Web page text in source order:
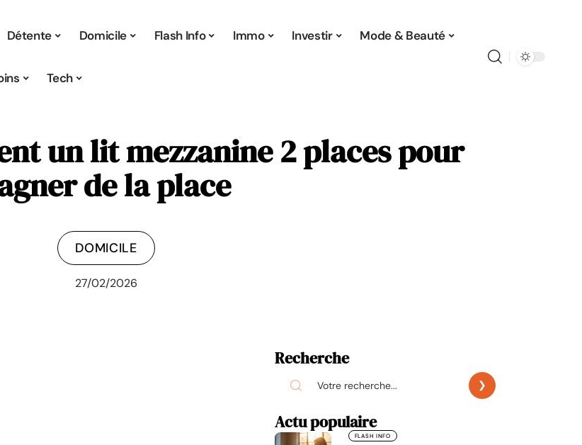
Détente Domicile Flash Info Immo Investir Mode & Beauté
Tech
un lit mezzanine 2 places pour
de la place
DOMICILE
27/02/2026
Recherche
Actu populaire
FLASH INFO